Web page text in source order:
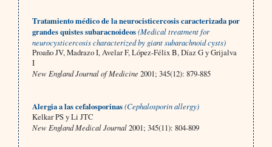
Tratamiento médico de la neurocisticercosis caracterizada por
grandes quistes subaracnoideos(Medical treatment for
neurocysticercosis characterized by giant subarachnoid cysts)
Proaño JV, Madrazo I, Avelar F, López-Félix B, Díaz G y Grijalva
I
New England Journal of Medicine2001; 345(12): 879-885
Alergia a las cefalosporinas(Cephalosporin allergy)
Kelkar PS y Li JTC
New England Medical Journal2001; 345(11): 804-809